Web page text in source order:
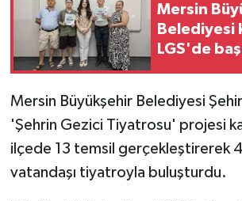
Mersin
Belediyesi
LGS'de
Mersin Büyükşehir Belediyesi
'Şehrin Gezici Tiyatrosu' projesi
ilçede 13 temsil gerçekleştirerek
vatandaşı tiyatroyla buluşturdu.